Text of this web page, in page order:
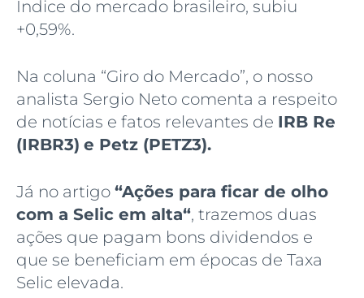
Índice do mercado brasileiro, subiu
+0,59%.
Na coluna “Giro do Mercado”, o nosso
analista Sergio Neto comenta a respeito
de notícias e fatos relevantes de IRB Re
(IRBR3) e Petz (PETZ3).
Já no artigo “Ações para ficar de olho
com a Selic em alta“, trazemos duas
ações que pagam bons dividendos e
que se beneficiam em épocas de Taxa
Selic elevada.